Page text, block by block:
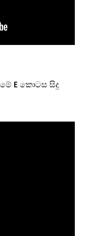
E කොටස සිදු